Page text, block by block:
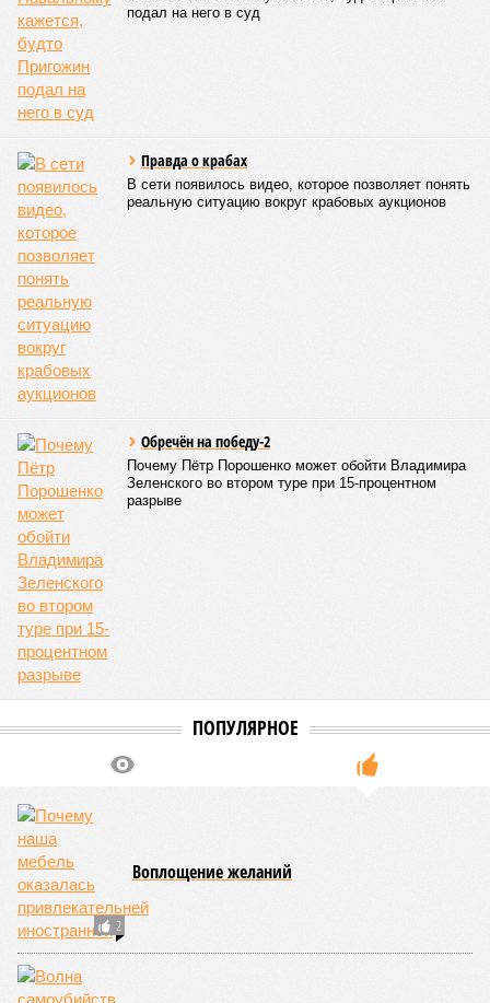
погибших, по некоторым оценкам, составило 4 миллиона.
Впрочем, для Китая подобное не в новинку. Так, в сентябре
1887 года вода прорвала многочисленные дамбы на реке
Хуанхэ и быстро залила почти весь Северный Китай, так
как местность там довольно низменная, и потоп просто не
целые города. Водой залило 130 тыс. квадратных
километров (а это больше территорий Оренбургской или
Кировской областей), 2 млн человек остались без крова,
ещё столько же погибли в результате спровоцированной
катастрофой пандемии.
Третье место по кровожадности в рейтинге стихийных
бедствий занимает смертоносный циклон Бхола 1970 года,
ставший самым мощным среди себе подобных за всю
историю наблюдений. Он поразил территории современной
Бангладеш, тогда называвшейся Восточным Пакистаном, и
индийского штата Западная Бенгалия. Шторма унесли
Кажется, стремящаяся сохранить свою чистоту природа
что-то знала о том, какие именно страны станут со
временем самыми «грязными» в плане производств, и
планомерно подтачивала их демографию. А как ещё
объяснить то, что в топ-10 природных катастроф почти все
места занимают бедствия, разразившиеся в Индии,
Пакистане, Бангладеш и Турции? Что характерно, Россию и
Европу подобные катастрофы никогда не затрагивали,
здесь беды были другими, включая массовый голод и
масштабные эпидемии вроде бубонной чумы (200 млн
Когда земля – дыбом
дальнейшем? Авторы энциклопедии A-Z Animals,
основываясь на современных научных исследованиях и
глобальных тенденциях, составили свой список
потенциально самых смертоносных стихийных бедствий,
угрожающих человечеству непосредственно сейчас, в XXI
веке.
«Золото» получили землетрясения. К наиболее
сейсмоопасным регионам относится Тихоокеанское